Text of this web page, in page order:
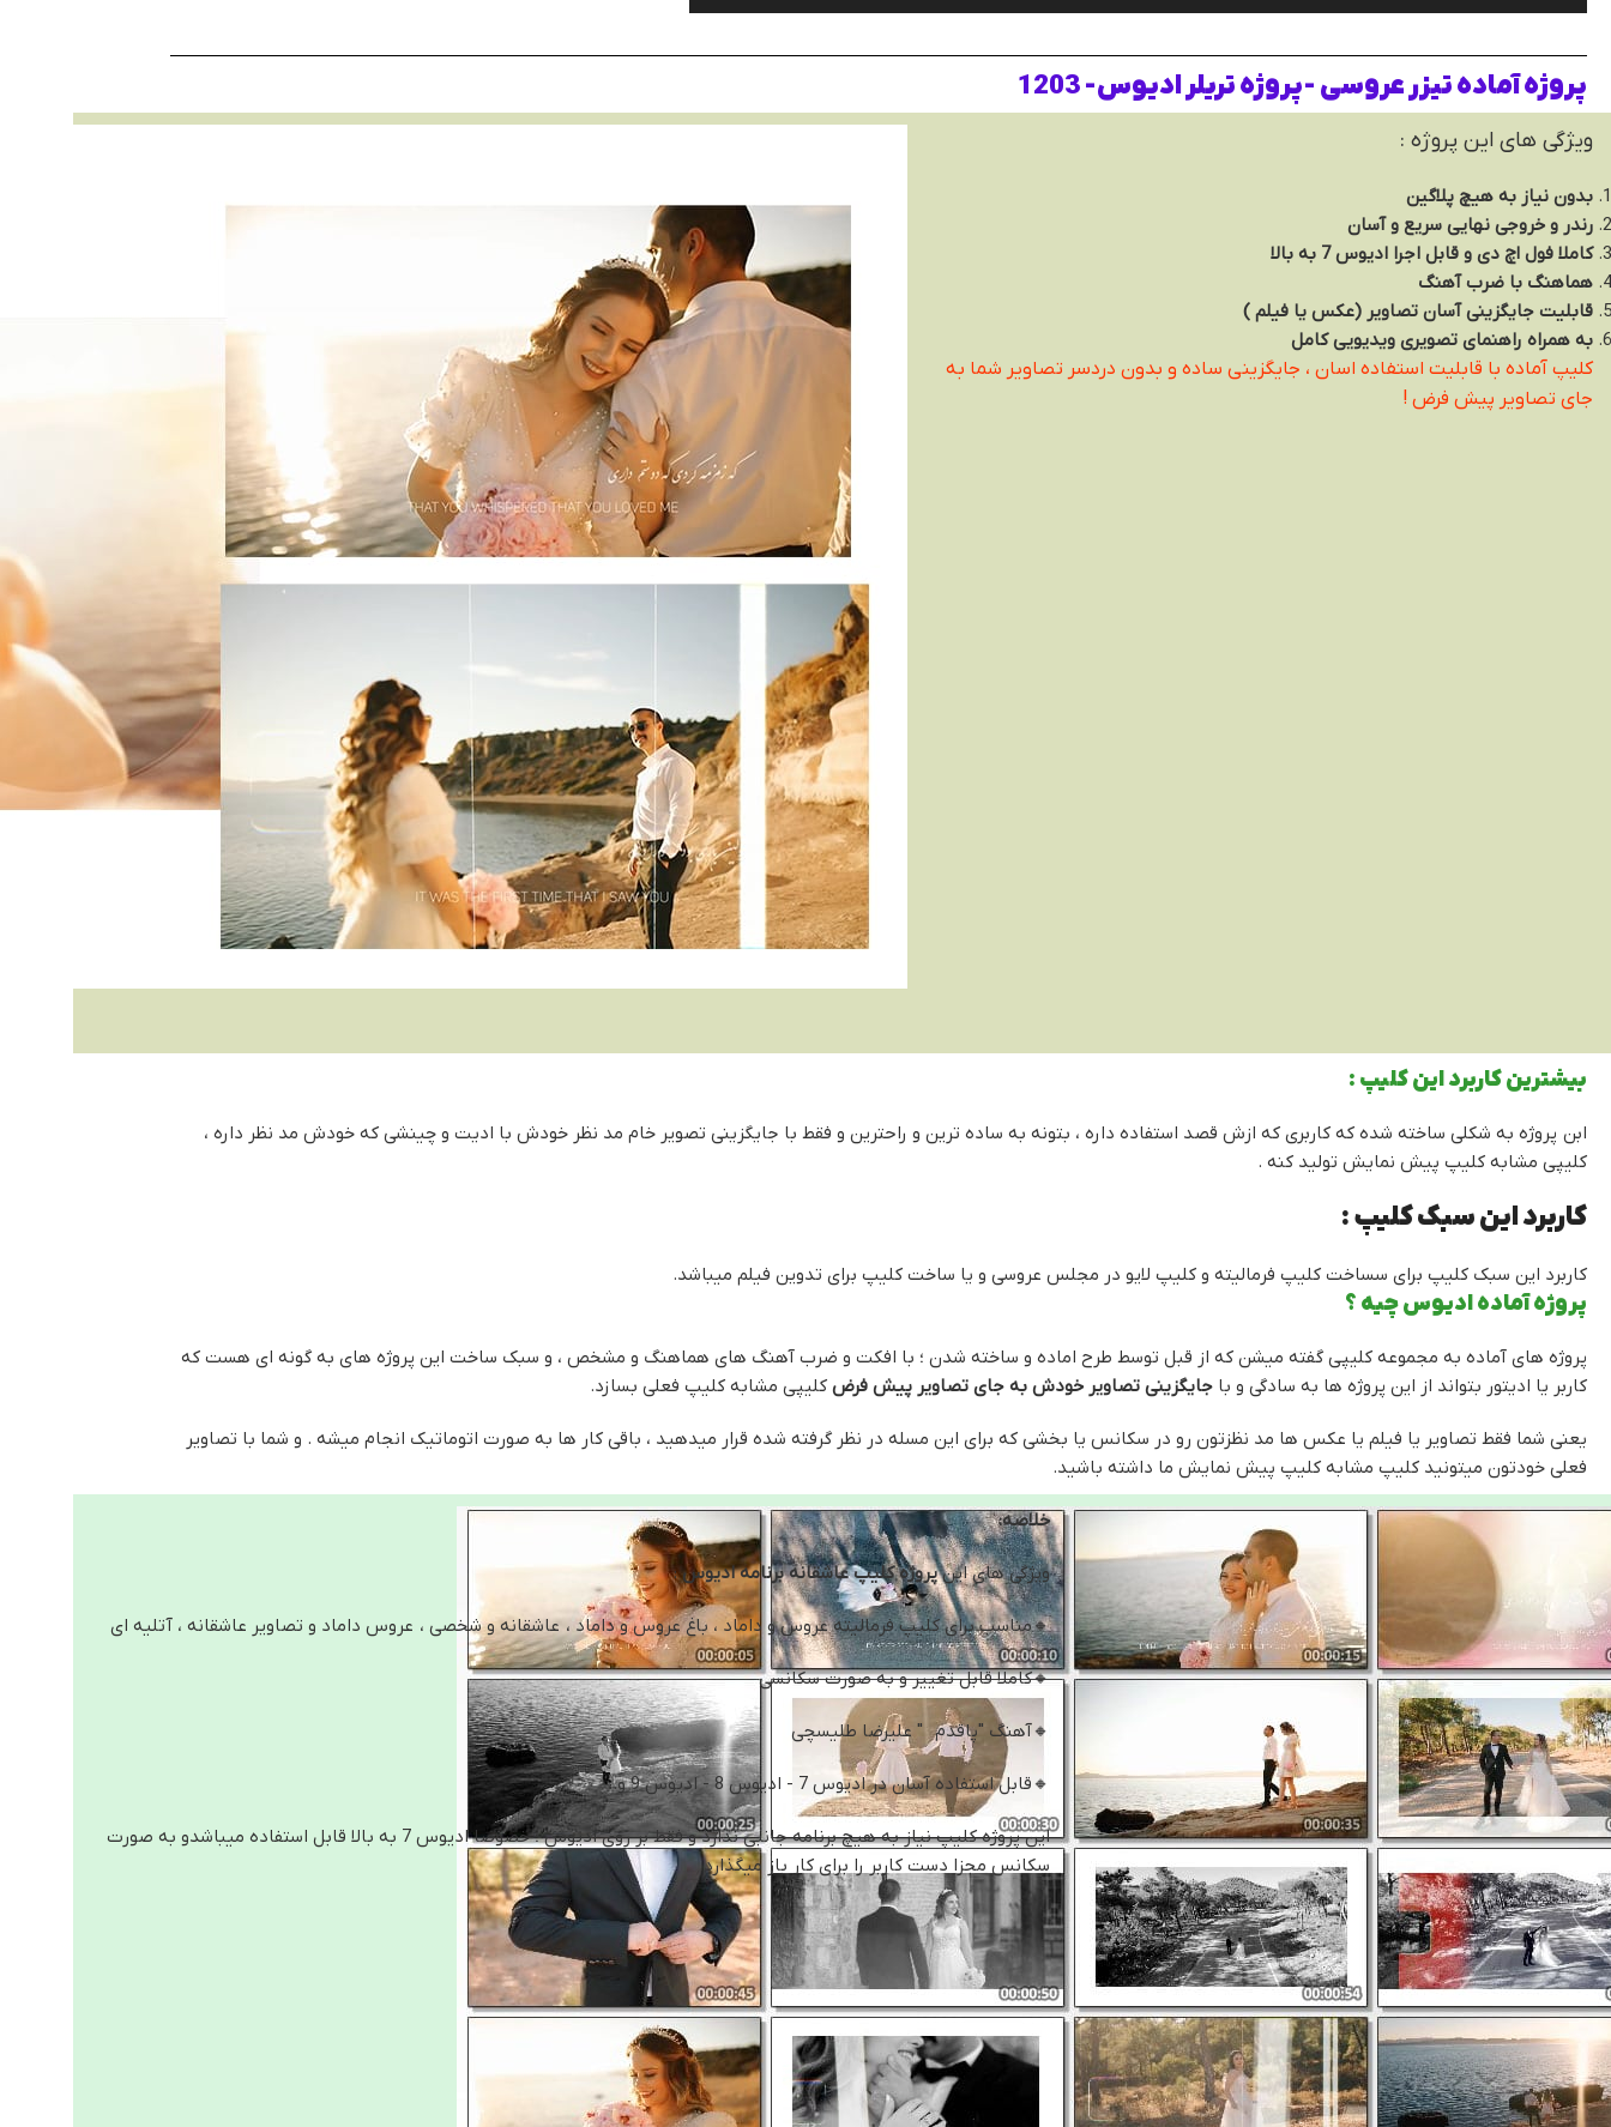
پروژه آماده تیزر عروسی -پروژه تریلر ادیوس- 1203
ویژگی های این پروژه :
بدون نیاز به هیچ پلاگین
رندر و خروجی نهایی سریع و آسان
کاملا فول اچ دی و قابل اجرا ادیوس 7 به بالا
هماهنگ با ضرب آهنگ
قابلیت جایگزینی آسان تصاویر (عکس یا فیلم )
به همراه راهنمای تصویری ویدیویی کامل
کلیپ آماده با قابلیت استفاده اسان ، جایگزینی ساده و بدون دردسر تصاویر شما به
جای تصاویر پیش فرض !
بیشترین کاربرد این کلیپ :
ابن پروژه به شکلی ساخته شده که کاربری که ازش قصد استفاده داره ، بتونه به ساده ترین و راحترین و فقط با جایگزینی تصویر خام مد نظر خودش با ادیت و چینشی که خودش مد نظر داره ،
کلیپی مشابه کلیپ پیش نمایش تولید کنه .
کاربرد این سبک کلیپ :
کاربرد این سبک کلیپ برای سساخت کلیپ فرمالیته و کلیپ لایو در مجلس عروسی و یا ساخت کلیپ برای تدوین فیلم میباشد.
پروژه آماده ادیوس چیه ؟
پروژه های آماده به مجموعه کلیپی گفته میشن که از قبل توسط طرح اماده و ساخته شدن ؛ با افکت و ضرب آهنگ های هماهنگ و مشخص ، و سبک ساخت این پروژه های به گونه ای هست که
کاربر یا ادیتور بتواند از این پروژه ها به سادگی و با جایگزینی تصاویر خودش به جای تصاویر پیش فرض کلیپی مشابه کلیپ فعلی بسازد.
یعنی شما فقط تصاویر یا فیلم یا عکس ها مد نظزتون رو در سکانس یا بخشی که برای این مسله در نظر گرفته شده قرار میدهید ، باقی کار ها به صورت اتوماتیک انجام میشه . و شما با تصاویر
فعلی خودتون میتونید کلیپ مشابه کلیپ پیش نمایش ما داشته باشید.
خلاصه:
ویژگی های اینپروژه کلیپ عاشقانه برنامه ادیوس:
🔸مناسب برای کلیپ فرمالیته عروس و داماد ، باغ عروس و داماد ، عاشقانه و شخصی ، عروس داماد و تصاویر عاشقانه ، آتلیه ای
🔸کاملا قابل تغییر و به صورت سکانسی
🔸آهنگ "پاقدم " علیرضا طلیسچی
🔸قابل استفاده آسان در ادیوس 7 - ادیوس 8 - ادیوس 9 و..
این پروژه کلیپ نیاز به هیچ برنامه جانبی ندارد و فقط بر روی ادیوس ؛ خصوصا ادیوس 7 به بالا قابل استفاده میباشدو به صورت
سکانس مجزا دست کاربر را برای کار باز میگذارد.